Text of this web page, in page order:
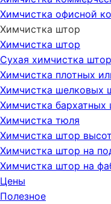
Химчистка офисной
Химчистка штор
Химчистка штор
Сухая химчистка
Химчистка плотных
Химчистка шелковых
Химчистка бархатных
Химчистка тюля
Химчистка штор
Химчистка штор на
Химчистка штор на
Цены
Полезное